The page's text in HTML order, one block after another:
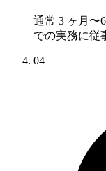
通常 3 ヶ月〜
での実務に従
04